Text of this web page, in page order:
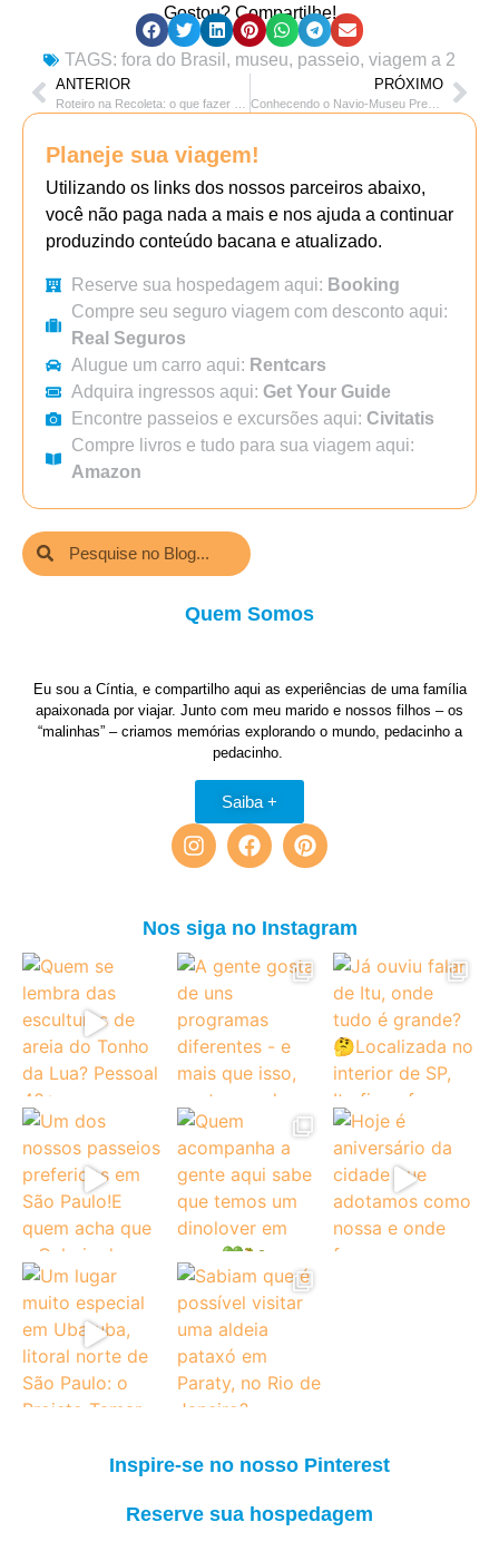
Gostou? Compartilhe!
TAGS: fora do Brasil , museu, passeio, viagem a 2
ANTERIOR PRÓXIMO
Conhecendo o Navio-Museu Presidente Sarmiento em Puerto Madero – Buenos Aires
Planeje sua viagem!
Utilizando os links dos nossos parceiros abaixo,
você não paga nada a mais e nos ajuda a continuar
produzindo conteúdo bacana e atualizado.
Reserve sua hospedagem aqui: Booking
Compre seu seguro viagem com desconto aqui:
Real Seguros
Alugue um carro aqui: Rentcars
Adquira ingressos aqui: Get Your Guide
Encontre passeios e excursões aqui: Civitatis
Compre livros e tudo para sua viagem aqui:
Amazon
Quem Somos
Eu sou a Cíntia, e compartilho aqui as experiências de uma família
apaixonada por viajar. Junto com meu marido e nossos filhos – os
“malinhas” – criamos memórias explorando o mundo, pedacinho a
pedacinho.
Saiba +
Nos siga no Instagram
Inspire-se no nosso Pinterest
Reserve sua hospedagem